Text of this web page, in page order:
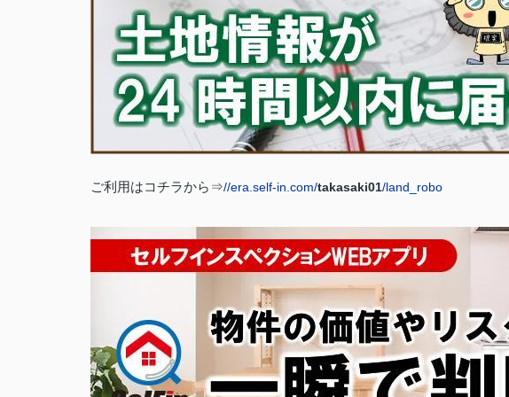
ご利用はコチラから⇒//era.self-in.com/takasaki01/land_robo